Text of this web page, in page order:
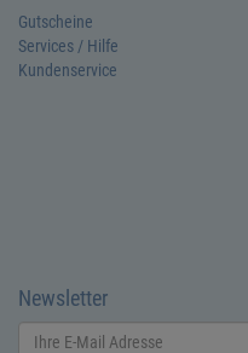
Gutscheine
Services / Hilfe
Kundenservice
Newsletter